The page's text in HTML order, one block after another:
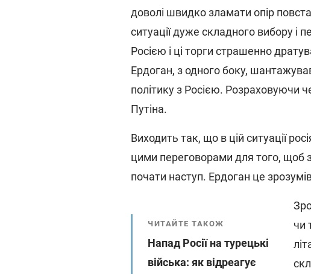
доволі швидко зламати опір
ситуації дуже складного вибору і
Росією і ці торги страшенно
Ердоган, з одного боку,
політику з Росією. Розраховуючи
Путіна.
Виходить так, що в цій ситуації
цими переговорами для того, щоб
почати наступ. Ердоган це
ЧИТАЙТЕ ТАКОЖ
Напад Росії на турецькі
війська: як відреагує
чи